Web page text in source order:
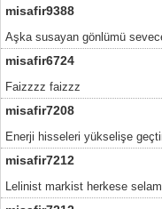
misafir9388
Aşka susayan gönlümü
misafir6724
Faizzzz faizzz
misafir7208
Enerji hisseleri yükselişe
misafir7212
Lelinist markist herkese